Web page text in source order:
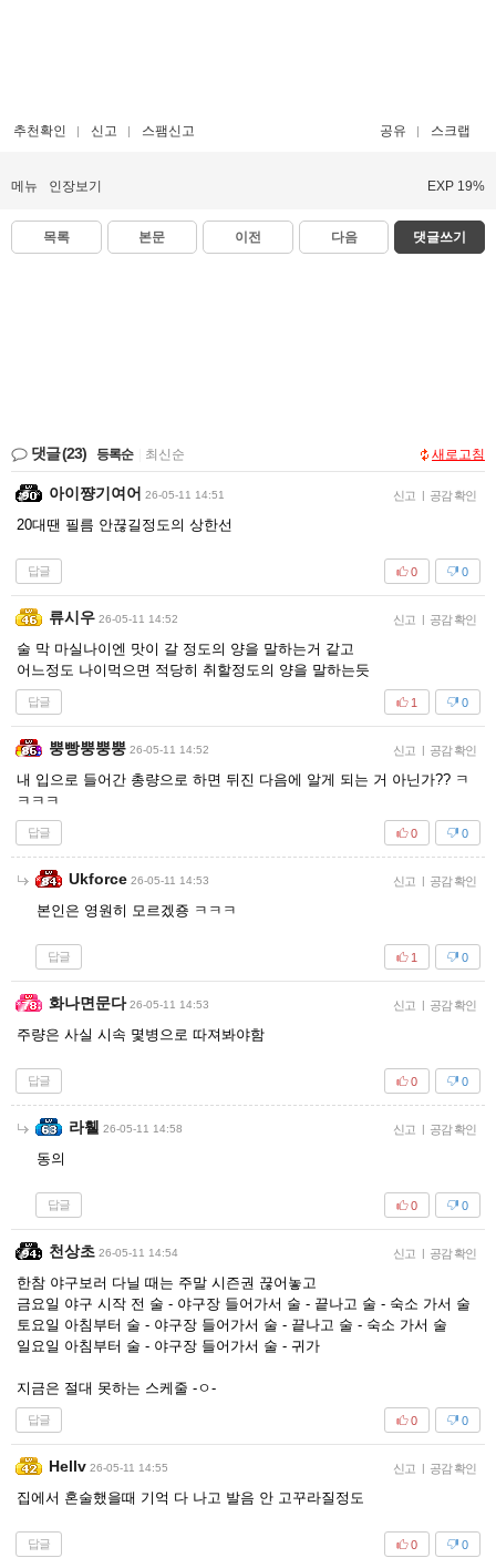
추천확인 신고 스팸신고 공유 스크랩
메뉴 인장보기 EXP 19%
목록 본문 이전 다음 댓글쓰기
댓글(23) 등록순 최신순 새로고침
아이쨩기여어 26-05-11 14:51 신고 | 공감 확인
20대땐 필름 안끊길정도의 상한선
답글 0
0
류시우 26-05-11 14:52 신고 | 공감 확인
술 막 마실나이엔 맛이 갈 정도의 양을 말하는거 같고
어느정도 나이먹으면 적당히 취할정도의 양을 말하는듯
답글 0
1
뿡빵뿡뿡뿡 26-05-11 14:52 신고 | 공감 확인
내 입으로 들어간 총량으로 하면 뒤진 다음에 알게 되는 거 아닌가?? ㅋ
ㅋㅋㅋ
답글 0
0
Ukforce 26-05-11 14:53 신고 | 공감 확인
본인은 영원히 모르겠죵 ㅋㅋㅋ
답글 0
1
화나면문다 26-05-11 14:53 신고 | 공감 확인
주량은 사실 시속 몇병으로 따져봐야함
답글 0
0
라휄 26-05-11 14:58 신고 | 공감 확인
동의
답글 0
0
천상초 26-05-11 14:54 신고 | 공감 확인
한참 야구보러 다닐 때는 주말 시즌권 끊어놓고
금요일 야구 시작 전 술 - 야구장 들어가서 술 - 끝나고 술 - 숙소 가서 술
토요일 아침부터 술 - 야구장 들어가서 술 - 끝나고 술 - 숙소 가서 술
일요일 아침부터 술 - 야구장 들어가서 술 - 귀가
지금은 절대 못하는 스케줄 -ㅇ-
답글 0
0
Hellv 26-05-11 14:55 신고 | 공감 확인
집에서 혼술했을때 기억 다 나고 발음 안 고꾸라질정도
답글 0
0